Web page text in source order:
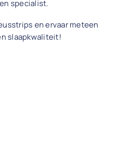
specialist.
en ervaar meteen
slaapkwaliteit!